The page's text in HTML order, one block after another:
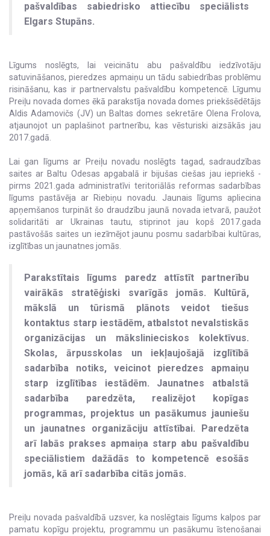
pašvaldības sabiedrisko attiecību speciālists
Elgars Stupāns.
Līgums noslēgts, lai veicinātu abu pašvaldību iedzīvotāju
satuvināšanos, pieredzes apmaiņu un tādu sabiedrības problēmu
risināšanu, kas ir partnervalstu pašvaldību kompetencē. Līgumu
Preiļu novada domes ēkā parakstīja novada domes priekšsēdētājs
Aldis Adamovičs (JV) un Baltas domes sekretāre Olena Frolova,
atjaunojot un paplašinot partnerību, kas vēsturiski aizsākās jau
2017.gadā.
Lai gan līgums ar Preiļu novadu noslēgts tagad, sadraudzības
saites ar Baltu Odesas apgabalā ir bijušas ciešas jau iepriekš -
pirms 2021.gada administratīvi teritoriālās reformas sadarbības
līgums pastāvēja ar Riebiņu novadu. Jaunais līgums apliecina
apņemšanos turpināt šo draudzību jaunā novada ietvarā, paužot
solidaritāti ar Ukrainas tautu, stiprinot jau kopš 2017.gada
pastāvošās saites un iezīmējot jaunu posmu sadarbībai kultūras,
izglītības un jaunatnes jomās.
Parakstītais līgums paredz attīstīt partnerību
vairākās stratēģiski svarīgās jomās. Kultūrā,
mākslā un tūrismā plānots veidot tiešus
kontaktus starp iestādēm, atbalstot nevalstiskās
organizācijas un mākslinieciskos kolektīvus.
Skolas, ārpusskolas un iekļaujošajā izglītībā
sadarbība notiks, veicinot pieredzes apmaiņu
starp izglītības iestādēm. Jaunatnes atbalstā
sadarbība paredzēta, realizējot kopīgas
programmas, projektus un pasākumus jauniešu
un jaunatnes organizāciju attīstībai. Paredzēta
arī labās prakses apmaiņa starp abu pašvaldību
speciālistiem dažādās to kompetencē esošās
jomās, kā arī sadarbība citās jomās.
Preiļu novada pašvaldībā uzsver, ka noslēgtais līgums kalpos par
pamatu kopīgu projektu, programmu un pasākumu īstenošanai